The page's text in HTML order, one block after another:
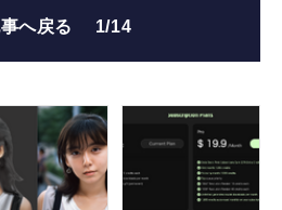
へ戻る 1/14